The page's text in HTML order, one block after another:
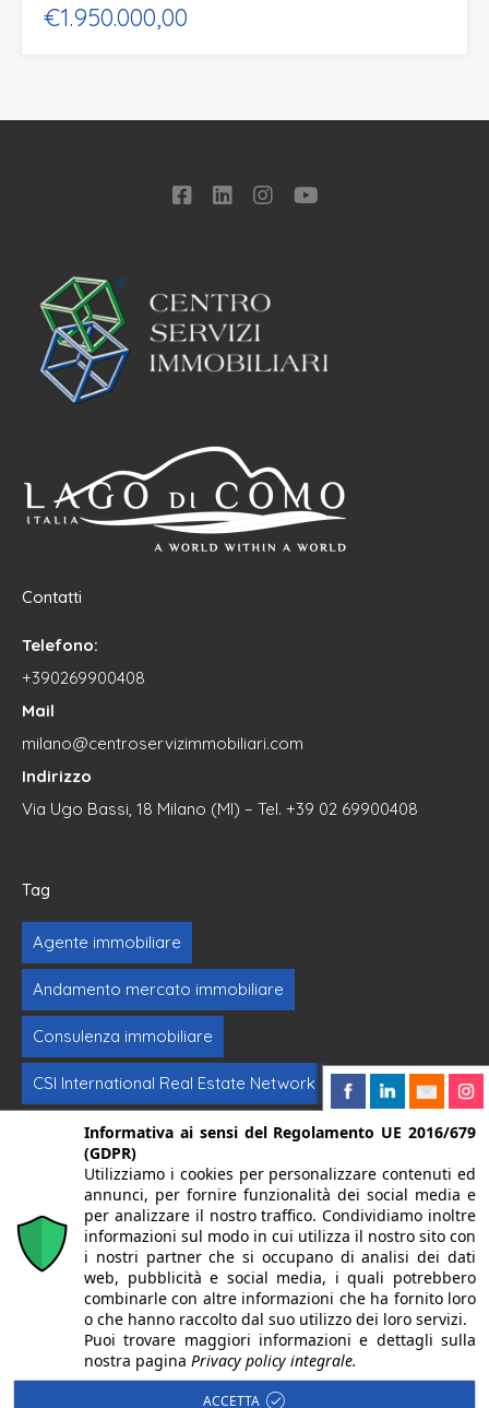
€1.950.000,00
Contatti
Telefono:
+390269900408
Mail
milano@centroservizimmobiliari.com
Indirizzo
Via Ugo Bassi, 18 Milano (MI) – Tel. +39 02 69900408
Tag
Agente immobiliare
Andamento mercato immobiliare
Consulenza immobiliare
CSI International Real Estate Network
Formazione immobiliare Intermediazione
Investimenti immobiliari Vendere casa
© 2024. Centro Servizi Immobiliari srl | Mandello del Lario
23826 (LC) Via Dante Alighieri, 22 | P.Iva/CF 02262270131 |
Iscritta alla CCIAA di Lecco REA LC-283092 Capitale
Sociale Euro 10.400,00 I.V. | PEC:
centroserviziimmobiliare@pec.it| Alcune immagini del sito
Informativa ai sensi del Regolamento UE 2016/679
(GDPR)
Utilizziamo i cookies per personalizzare contenuti ed
annunci, per fornire funzionalità dei social media e
per analizzare il nostro traffico. Condividiamo inoltre
informazioni sul modo in cui utilizza il nostro sito con
i nostri partner che si occupano di analisi dei dati
web, pubblicità e social media, i quali potrebbero
combinarle con altre informazioni che ha fornito loro
o che hanno raccolto dal suo utilizzo dei loro servizi.
Puoi trovare maggiori informazioni e dettagli sulla
nostra pagina Privacy policy integrale.
ACCETTA